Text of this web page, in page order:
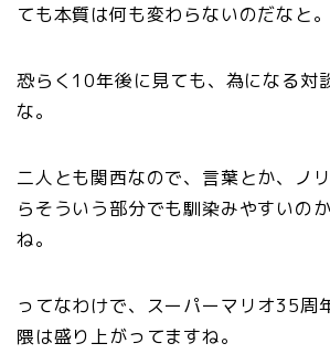
ても本質は何も変わらないのだなと。
恐らく10年後に見ても、為になる対
な。
二人とも関西なので、言葉とか、ノ
らそういう部分でも馴染みやすいの
ね。
ってなわけで、スーパーマリオ35周
隈は盛り上がってますね。